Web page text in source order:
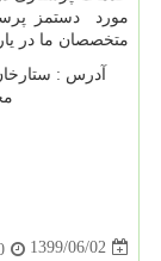
مورد دستمز
متخصصان ما در
آدرس :
1399/06/02